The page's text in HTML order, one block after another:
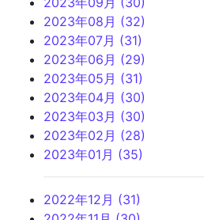
2023年08月 (32)
2023年07月 (31)
2023年06月 (29)
2023年05月 (31)
2023年04月 (30)
2023年03月 (30)
2023年02月 (28)
2023年01月 (35)
2022年12月 (31)